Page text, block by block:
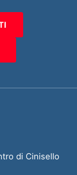
di Cinisello